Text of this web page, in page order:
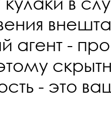
агент -
- это